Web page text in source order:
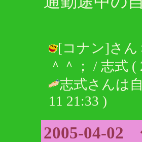
[コナン]さん
＾＾； / 志式 (
志式さんは
11 21:33 )
2005-04-02